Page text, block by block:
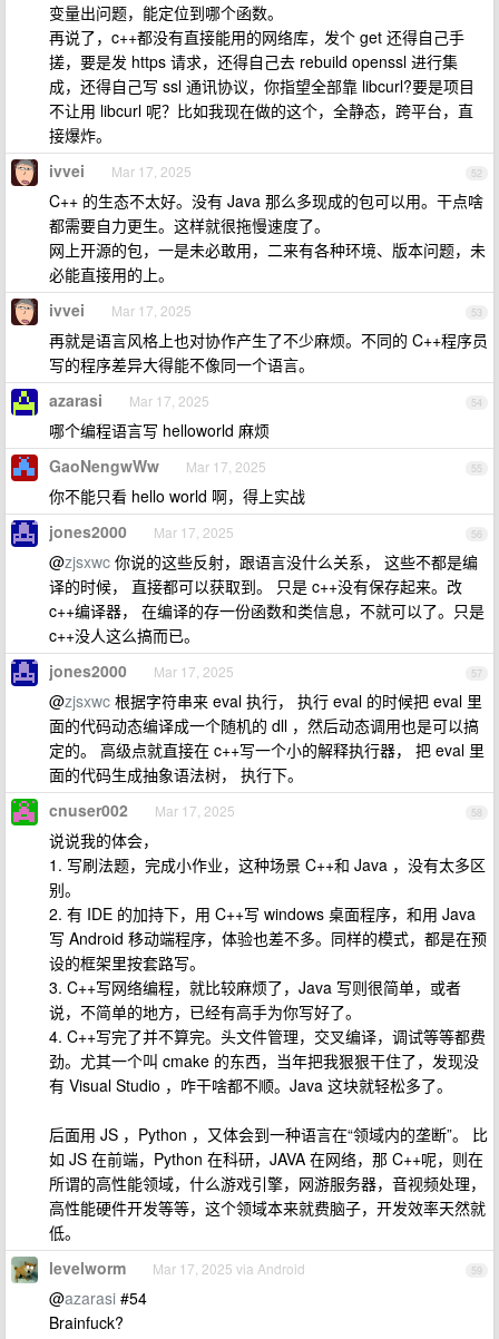
变量出问题，能定位到哪个函数。
再说了，c++都没有直接能用的网络库，发个 get 还得自己手
搓，要是发 https 请求，还得自己去 rebuild openssl 进行集
成，还得自己写 ssl 通讯协议，你指望全部靠 libcurl?要是项目
不让用 libcurl 呢？比如我现在做的这个，全静态，跨平台，直
接爆炸。
52
ivvei Mar 17, 2025
C++ 的生态不太好。没有 Java 那么多现成的包可以用。干点啥
都需要自力更生。这样就很拖慢速度了。
网上开源的包，一是未必敢用，二来有各种环境、版本问题，未
必能直接用的上。
53
ivvei Mar 17, 2025
再就是语言风格上也对协作产生了不少麻烦。不同的 C++程序员
写的程序差异大得能不像同一个语言。
54
azarasi Mar 17, 2025
哪个编程语言写 helloworld 麻烦
55
GaoNengwWw Mar 17, 2025
你不能只看 hello world 啊，得上实战
56
jones2000 Mar 17, 2025
@zjsxwc 你说的这些反射，跟语言没什么关系， 这些不都是编
译的时候， 直接都可以获取到。 只是 c++没有保存起来。改
c++编译器， 在编译的存一份函数和类信息，不就可以了。只是
c++没人这么搞而已。
57
jones2000 Mar 17, 2025
@zjsxwc 根据字符串来 eval 执行， 执行 eval 的时候把 eval 里
面的代码动态编译成一个随机的 dll ，然后动态调用也是可以搞
定的。 高级点就直接在 c++写一个小的解释执行器， 把 eval 里
面的代码生成抽象语法树， 执行下。
58
cnuser002 Mar 17, 2025
说说我的体会，
1. 写刷法题，完成小作业，这种场景 C++和 Java ，没有太多区
别。
2. 有 IDE 的加持下，用 C++写 windows 桌面程序，和用 Java
写 Android 移动端程序，体验也差不多。同样的模式，都是在预
设的框架里按套路写。
3. C++写网络编程，就比较麻烦了，Java 写则很简单，或者
说，不简单的地方，已经有高手为你写好了。
4. C++写完了并不算完。头文件管理，交叉编译，调试等等都费
劲。尤其一个叫 cmake 的东西，当年把我狠狠干住了，发现没
有 Visual Studio ，咋干啥都不顺。Java 这块就轻松多了。
后面用 JS ，Python ，又体会到一种语言在“领域内的垄断”。 比
如 JS 在前端，Python 在科研，JAVA 在网络，那 C++呢，则在
所谓的高性能领域，什么游戏引擎，网游服务器，音视频处理，
高性能硬件开发等等，这个领域本来就费脑子，开发效率天然就
低。
59
levelworm Mar 17, 2025 via Android
@azarasi #54
Brainfuck?